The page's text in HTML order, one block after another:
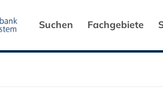
Suchen Fachgebiete